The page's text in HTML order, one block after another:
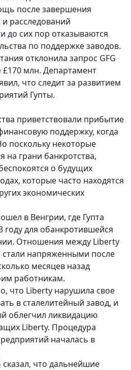
после завершения
расследований
до сих пор отказываются
по поддержке заводов.
отклонила запрос GFG
£170 млн. Департамент
что следит за развитием
Гупты.
приветствовали прибытие
поддержку, когда
поскольку некоторые
на грани банкротства,
о будущих
которые часто находятся
экономических
в Венгрии, где Гупта
году для обанкротившейся
Отношения между Liberty
стали напряженными после
месяцев назад
работникам.
что Liberty нарушила свое
в сталелитейный завод, и
облегчил ликвидацию
Liberty. Процедура
началась в
что дальнейшие